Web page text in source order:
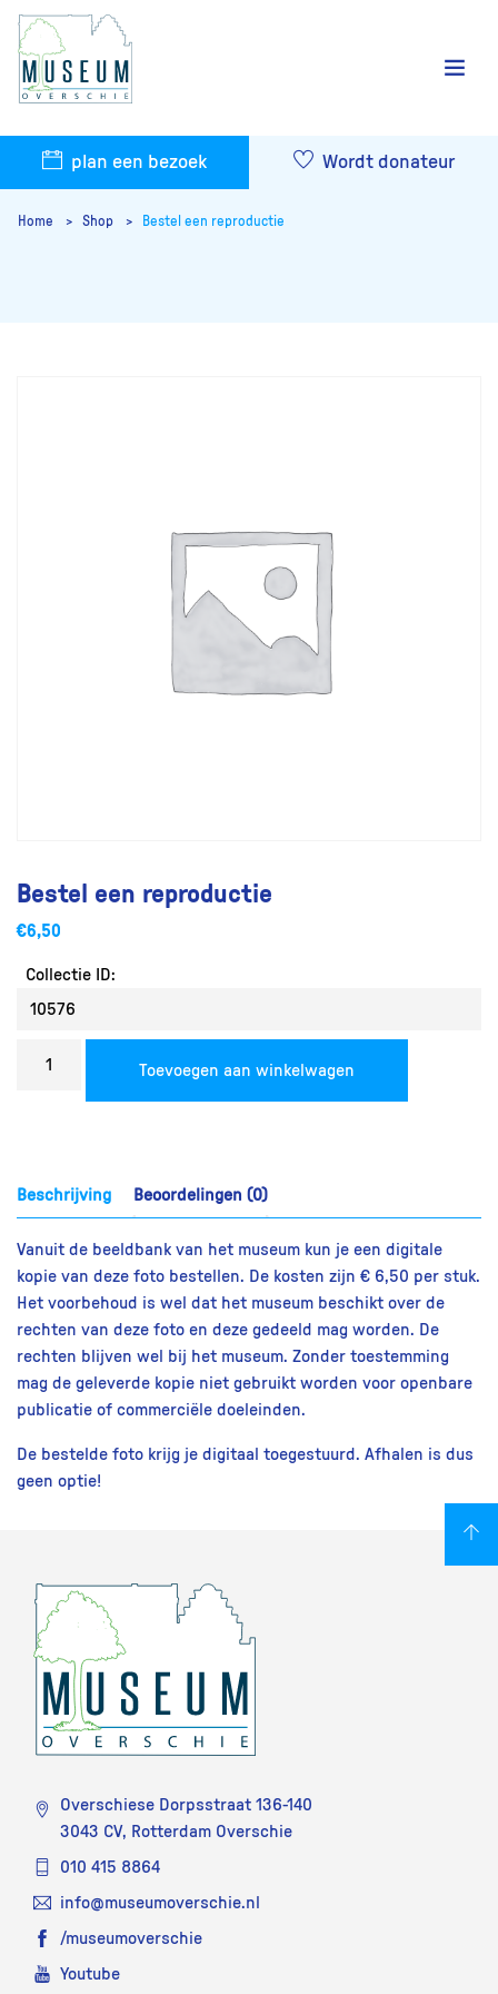
plan een bezoek Wordt donateur
Home Shop Bestel een reproductie
Bestel een reproductie
€6,50
Collectie ID:
reproductie
Toevoegen aan winkelwagen
Beschrijving Beoordelingen (0)
Vanuit de beeldbank van het museum kun je een digitale
kopie van deze foto bestellen. De kosten zijn € 6,50 per stuk.
Het voorbehoud is wel dat het museum beschikt over de
rechten van deze foto en deze gedeeld mag worden. De
rechten blijven wel bij het museum. Zonder toestemming
mag de geleverde kopie niet gebruikt worden voor openbare
publicatie of commerciële doeleinden.
De bestelde foto krijg je digitaal toegestuurd. Afhalen is dus
geen optie!
Overschiese Dorpsstraat 136-140
3043 CV, Rotterdam Overschie
010 415 8864
info@museumoverschie.nl
/museumoverschie
Youtube